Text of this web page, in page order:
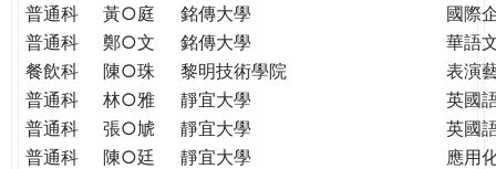
普通科
黃○庭 銘傳大學
國際
普通科
鄭○文 銘傳大學
華語
餐飲科
陳○珠 黎明技術學院
表演
普通科
林○雅 靜宜大學
英國
普通科
張○虓 靜宜大學
英國
普通科
陳○廷 靜宜大學
應用